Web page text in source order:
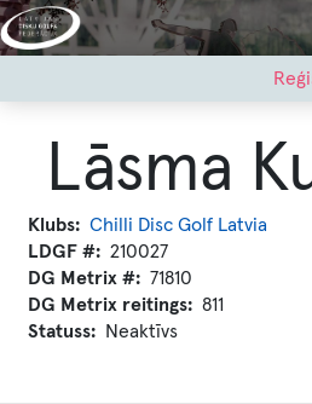
Pārlekt
uz
menu
Lāsma
Klubs
Chilli Disc Golf Latvia
LDGF #
210027
DG Metrix #
71810
DG Metrix reitings
811
Statuss
Neaktīvs